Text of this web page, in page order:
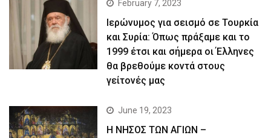
February 7, 2023
Ιερώνυμος για σεισμό σε Τουρκία
και Συρία: Όπως πράξαμε και το
1999 έτσι και σήμερα οι Έλληνες
θα βρεθούμε κοντά στους
γείτονές μας
June 19, 2023
Η ΝΗΣΟΣ ΤΩΝ ΑΓΙΩΝ –